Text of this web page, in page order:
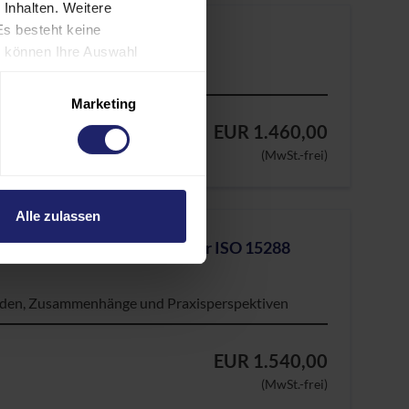
Weitere
besteht keine
Ihre Auswahl
verarbeiten
als ein Land mit
Marketing
Alle zulassen
EUR 1.460,00
(MwSt.-frei)
Systeme nach der ISO 15288
Zusammenhänge und Praxisperspektiven
EUR 1.540,00
(MwSt.-frei)